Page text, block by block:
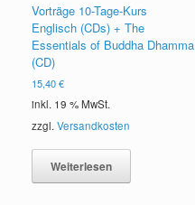
Vorträge 10-Tage-Kurs
Englisch (CDs) + The
Essentials of Buddha Dhamma
(CD)
15,40€
inkl. 19 % MwSt.
zzgl.Versandkosten
Weiterlesen